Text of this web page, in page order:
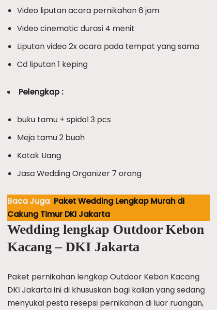
Video liputan acara pernikahan 6 jam
Video cinematic durasi 4 menit
Liputan video 2x acara pada tempat yang sama
Cd liputan 1 keping
Pelengkap :
buku tamu + spidol 3 pcs
Meja tamu 2 buah
Kotak Uang
Jasa Wedding Organizer 7 orang
Baca Juga Paket Wedding Lengkap Murah di
Cakung Timur DKI Jakarta
Wedding lengkap Outdoor Kebon
Kacang – DKI Jakarta
Paket pernikahan lengkap Outdoor Kebon Kacang
DKI Jakarta ini di khususkan bagi kalian yang sedang
menyukai pesta resepsi pernikahan di luar ruangan,